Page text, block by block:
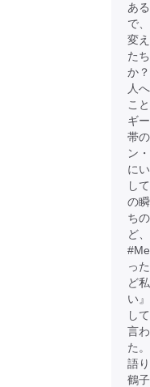
あ
で
変
た
か
人
こ
ギ
帯
ン
に
し
の
ち
ど
っ
ど
い
し
言
た
語
鶴